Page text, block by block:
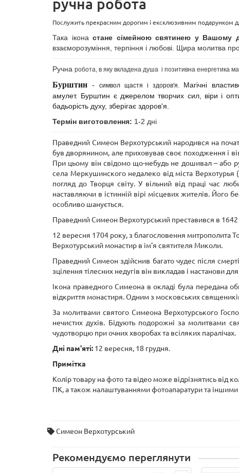
ручна робота
Послужить прекрасним дорогим і ексклюзивним подарунком
Така ікона стане сімейною святинею у Вашому
взаєморозуміння, терпіння і любові. Щира молитва про
Ручна робота, в яку вкладена душа і позитивна енергетика
Бурштин-символ щастя і здоров'я. Магічні
амулет. Бурштин є джерелом творчих сил, віри і
бадьорість духу, зберігає здоров'я.
Термін виготовлення: 1-2 дні
Праведний Симеон Верхотурський народився на
був дворянином, але приховував своє походження і
При цьому він свідомо що-небудь не дошивал – або
села Меркушинского недалеко від міста
погляд до Творця світу. У вільний від праці час
наставляючи в істинній вірі місцевих жителів. Його
особливо шанується.
Праведний Симеон Верхотурський преставився в
12 вересня 1704 року, з благословення митрополита
Верхотурський монастир в ім'я святителя Миколи.
Праведний Симеон здійснив багато чудес після
зцілення тілесних недугів він викладав і настанови
Ікона праведного Симеона в окладі була передана
відкриття монастиря. Одним з московських
За молитвами святого Симеона Верхотурського
нечистих духів. Бідують подорожні за молитвами
чудотворцю при очних хворобах та всіляких паралічах.
Дні пам'яті: 12 вересня, 18 грудня.
Примітка
Колір товару на фото та відео може відрізнятись від
ПК, а також налаштуваннями фотоапаратури та
Симеон Верхотурський
Рекомендуємо переглянути